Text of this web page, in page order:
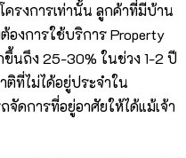
รงการเท่านั้น ลูกค้าที่มีบ้าน
องการใช้บริการ Property
ขึ้นถึง 25-30% ในช่วง 1-2 ปี
ติที่ไม่ได้อยู่ประจำใน
ดการที่อยู่อาศัยให้ได้แม้เจ้า